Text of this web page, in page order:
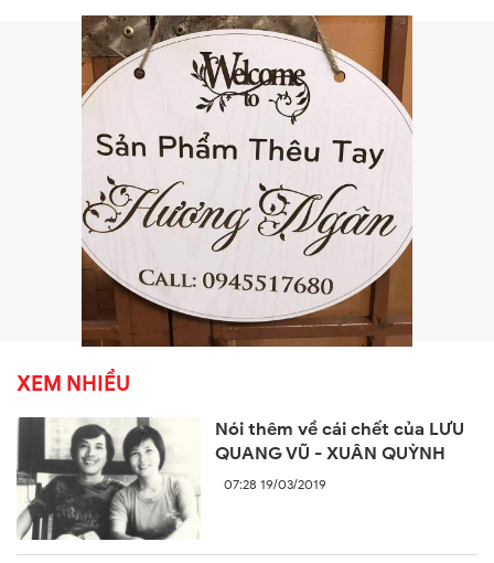
XEM NHIỀU
Nói thêm về cái chết của LƯU
QUANG VŨ - XUÂN QUỲNH
07:28 19/03/2019